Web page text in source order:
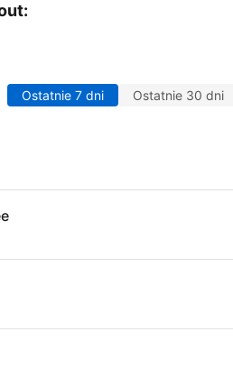
Ostatnie 7 dni Ostatnie 30 dni